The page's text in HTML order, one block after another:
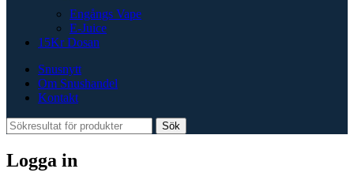
Engångs Vape
E-Juice
15Kr Dosan
Snusnytt
Om Snushandel
Kontakt
Sök
Logga in